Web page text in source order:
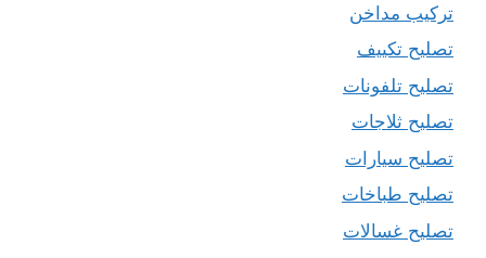
تركيب مداخن
تصليح تكييف
تصليح تلفونات
تصليح ثلاجات
تصليح سيارات
تصليح طباخات
تصليح غسالات